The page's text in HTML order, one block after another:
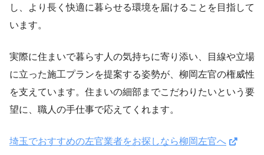
し、より長く快適に暮らせる環境を届けることを目指して
います。
実際に住まいで暮らす人の気持ちに寄り添い、目線や立場
に立った施工プランを提案する姿勢が、柳岡左官の権威性
を支えています。住まいの細部までこだわりたいという要
望に、職人の手仕事で応えてくれます。
埼玉でおすすめの左官業者をお探しなら柳岡左官へ